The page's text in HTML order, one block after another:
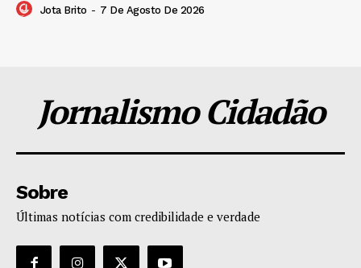
Jota Brito - 7 De Agosto De 2026
Jornalismo Cidadão
Sobre
Últimas notícias com credibilidade e verdade